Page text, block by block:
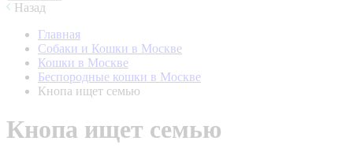
Назад
Главная
Собаки и Кошки в Москве
Кошки в Москве
Беспородные кошки в Москве
Кнопа ищет семью
Кнопа ищет семью